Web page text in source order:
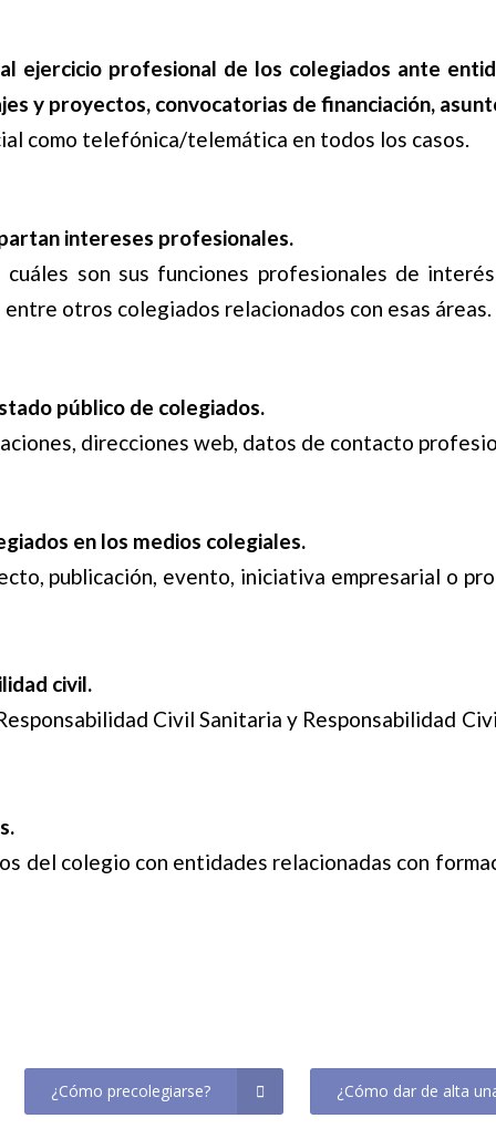
ejercicio profesional de los colegiados ante
y proyectos, convocatorias de financiación,
como telefónica/telemática en todos los casos.
intereses profesionales.
son sus funciones profesionales de
otros colegiados relacionados con esas áreas.
público de colegiados.
direcciones web, datos de contacto
en los medios colegiales.
publicación, evento, iniciativa empresarial o
civil.
Civil Sanitaria y Responsabilidad
del colegio con entidades relacionadas con
¿Cómo precolegiarse? ¿Cómo dar de alta